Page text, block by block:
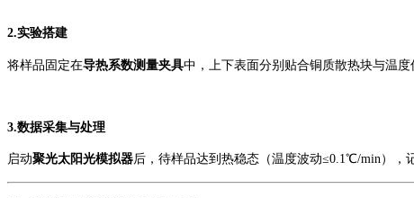
2.实验搭建
将样品固定在导热系数测量夹具中，上下表面分别贴合铜质散热块与温
3.数据采集与处理
启动聚光太阳光模拟器后，待样品达到热稳态（温度波动≤0.1℃/min），